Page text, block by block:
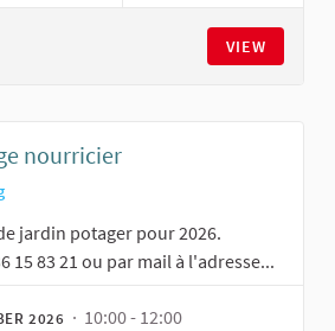
VIEW
nourricier
jardin potager pour 2026.
15 83 21 ou par mail à l'adresse...
2026 · 10:00 - 12:00